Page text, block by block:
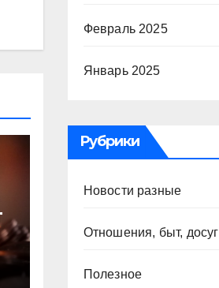
Февраль 2025
Январь 2025
Рубрики
Новости разные
Отношения, быт, досуг
Полезное